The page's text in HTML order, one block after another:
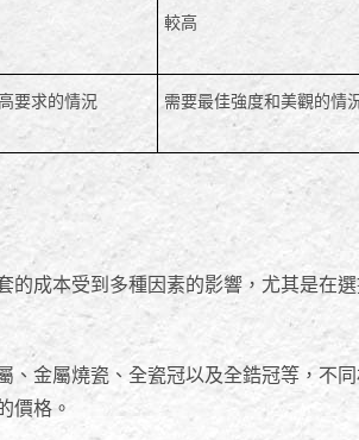
較高
要求的情況 需要最佳強度和美觀的情
的成本受到多種因素的影響，尤其是在
、金屬燒瓷、全瓷冠以及全鋯冠等，不
價格。